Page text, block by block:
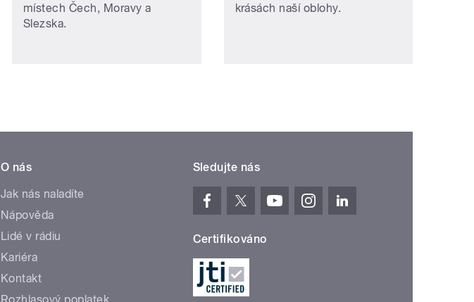
místech Čech, Moravy a
Slezska.
krásách naší oblohy.
O nás
Jak nás naladíte
Nápověda
Lidé v rádiu
Kariéra
Kontakt
Rozhlasový poplatek
Sledujte nás
Certifikováno